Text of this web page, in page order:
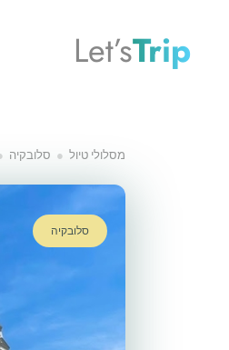
Let’sTrip
מסלולי טיול סלובקיה
סלובקיה